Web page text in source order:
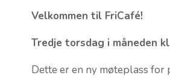
UTLEIE
KALENDER
GI EN GAVE
Velkommen til FriCafé!
Tredje torsdag i måneden
Dette er en ny møteplass for